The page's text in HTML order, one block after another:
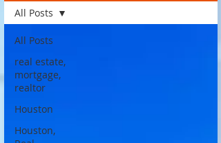
All Posts
real estate,
mortgage,
realtor
Houston
Houston,
All Posts